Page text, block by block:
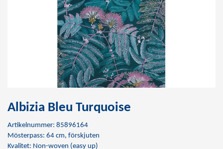
Albizia Bleu Turquoise
Artikelnummer: 85896164
Mösterpass: 64 cm, förskjuten
Kvalitet: Non-woven (easy up)